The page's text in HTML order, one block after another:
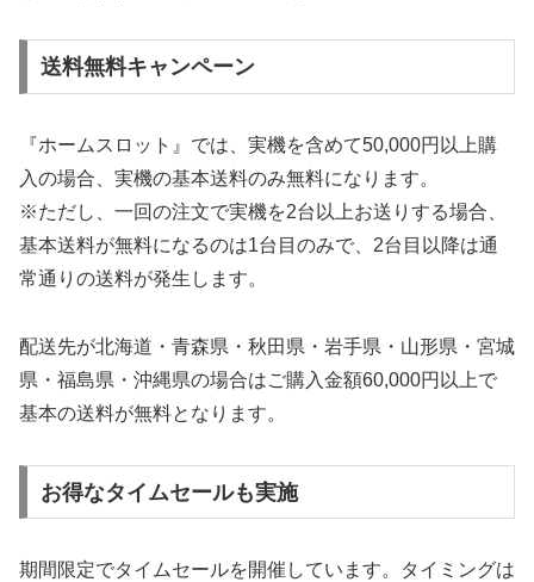
送料無料キャンペーン
『ホームスロット』では、実機を含めて50,000円以上購
入の場合、実機の基本送料のみ無料になります。
※ただし、一回の注文で実機を2台以上お送りする場合、
基本送料が無料になるのは1台目のみで、2台目以降は通
常通りの送料が発生します。
配送先が北海道・青森県・秋田県・岩手県・山形県・宮城
県・福島県・沖縄県の場合はご購入金額60,000円以上で
基本の送料が無料となります。
お得なタイムセールも実施
期間限定でタイムセールを開催しています。タイミングは